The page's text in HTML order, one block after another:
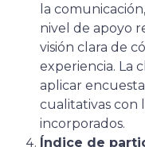
la
nivel de apoyo
visión clara de
experiencia. La
aplicar
cualitativas con
incorporados.
Índice de